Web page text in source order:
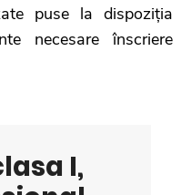
puse la dispoziția
necesare înscriere
I,